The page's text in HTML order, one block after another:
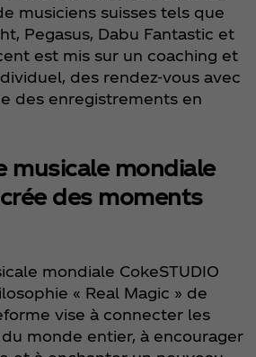
musiciens suisses tels que
Pegasus, Dabu Fantastic et
est mis sur un coaching et
des rendez-vous avec
des enregistrements en
musicale mondiale
des moments
mondiale CokeSTUDIO
« Real Magic » de
vise à connecter les
monde entier, à encourager